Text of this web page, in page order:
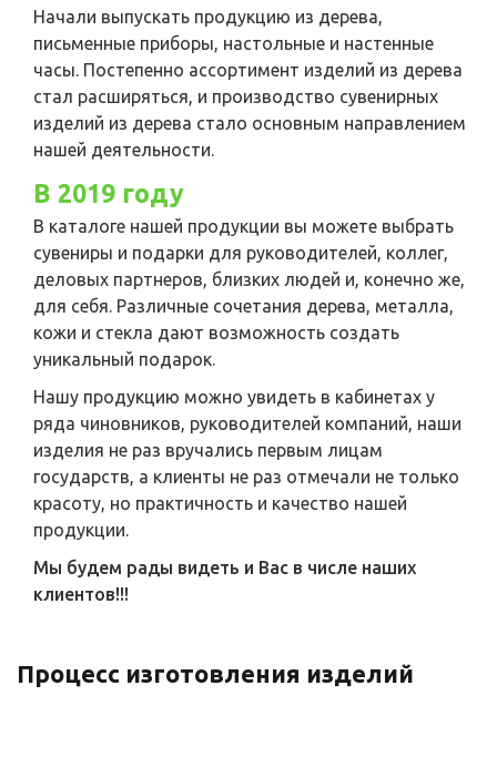
Начали выпускать продукцию из дерева,
письменные приборы, настольные и настенные
часы. Постепенно ассортимент изделий из дерева
стал расширяться, и производство сувенирных
изделий из дерева стало основным направлением
нашей деятельности.
В 2019 году
В каталоге нашей продукции вы можете выбрать
сувениры и подарки для руководителей, коллег,
деловых партнеров, близких людей и, конечно же,
для себя. Различные сочетания дерева, металла,
кожи и стекла дают возможность создать
уникальный подарок.
Нашу продукцию можно увидеть в кабинетах у
ряда чиновников, руководителей компаний, наши
изделия не раз вручались первым лицам
государств, а клиенты не раз отмечали не только
красоту, но практичность и качество нашей
продукции.
Мы будем рады видеть и Вас в числе наших
клиентов!!!
Процесс изготовления изделий